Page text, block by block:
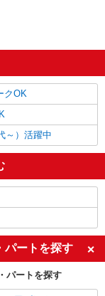
クOK
～）活躍中
パートを探す
パートを探す